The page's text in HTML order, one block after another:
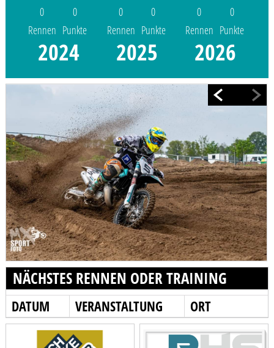
0
Rennen
0
Punkte
2024
0
Rennen
0
Punkte
2025
0
Rennen
0
Punkte
2026
NÄCHSTES RENNEN ODER TRAINING
DATUM VERANSTALTUNG ORT